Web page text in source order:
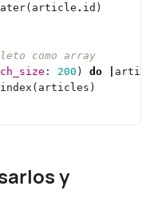
.
como array
: 200 ) do
y